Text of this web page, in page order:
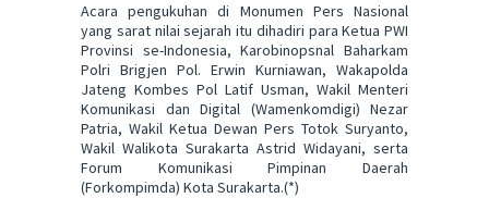
Acara pengukuhan di Monumen Pers Nasional
yang sarat nilai sejarah itu dihadiri para Ketua PWI
Provinsi se-Indonesia, Karobinopsnal Baharkam
Polri Brigjen Pol. Erwin Kurniawan, Wakapolda
Jateng Kombes Pol Latif Usman, Wakil Menteri
Komunikasi dan Digital (Wamenkomdigi) Nezar
Patria, Wakil Ketua Dewan Pers Totok Suryanto,
Wakil Walikota Surakarta Astrid Widayani, serta
Forum Komunikasi Pimpinan Daerah
(Forkompimda) Kota Surakarta.(*)